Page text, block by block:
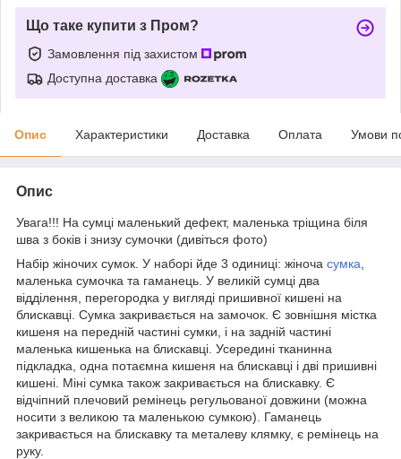
Що таке купити з Пром?
Замовлення під захистом
Доступна доставка
Опис Характеристики Доставка Оплата Умови
Опис
Увага!!! На сумці маленький дефект, маленька тріщина біля
шва з боків і знизу сумочки (дивіться фото)
Набір жіночих сумок. У наборі йде 3 одиниці: жіноча сумка
маленька сумочка та гаманець. У великій сумці два
відділення, перегородка у вигляді пришивної кишені на
блискавці. Сумка закривається на замочок. Є зовнішня містка
кишеня на передній частині сумки, і на задній частині
маленька кишенька на блискавці. Усередині тканинна
підкладка, одна потаємна кишеня на блискавці і дві пришивні
кишені. Міні сумка також закривається на блискавку. Є
відчіпний плечовий ремінець регульованої довжини (можна
носити з великою та маленькою сумкою). Гаманець
закривається на блискавку та металеву клямку, є ремінець на
руку.